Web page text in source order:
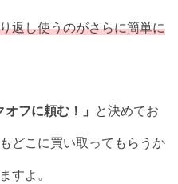
返し使うのがさらに簡単に
フに頼む！」 と決めてお
どこに買い取ってもらうか
すよ。